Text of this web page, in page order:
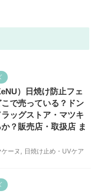
）日焼け防止フェ
で売っている？ドン
ッグストア・マツキ
？販売店・取扱店 ま
ケーヌ 日焼け止め・UVケア